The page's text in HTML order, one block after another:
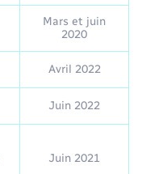
Mars et juin
2020
Avril 2022
Juin 2022
Juin 2021